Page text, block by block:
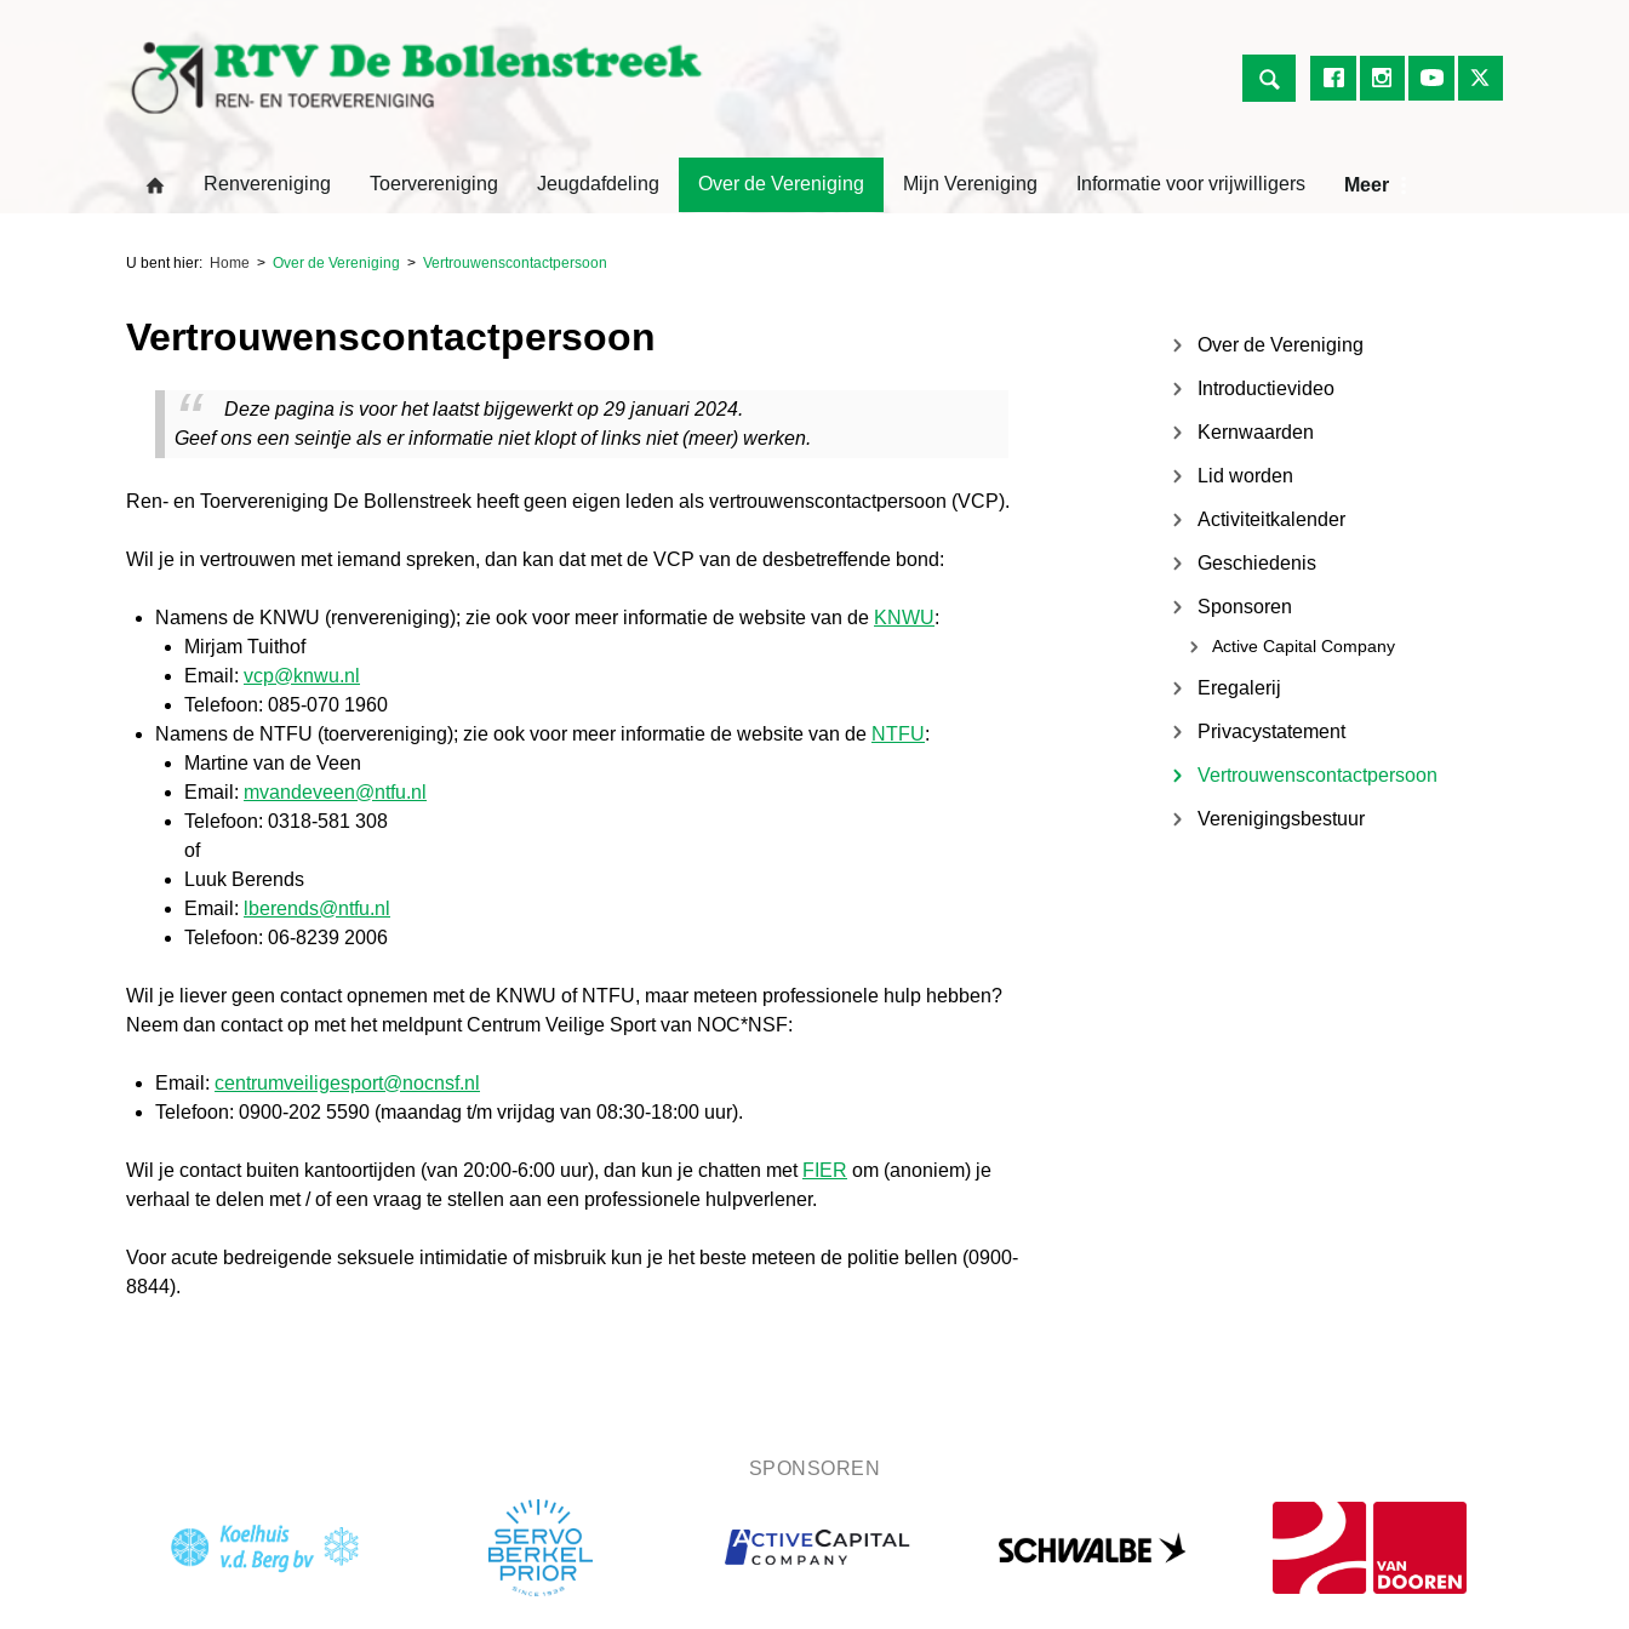
Renvereniging Toervereniging Jeugdafdeling Over de Vereniging Mijn Vereniging Informatie voor vrijwilligers Meer
U bent hier: Home Over de Vereniging Vertrouwenscontactpersoon
Vertrouwenscontactpersoon
Deze pagina is voor het laatst bijgewerkt op 29 januari 2024.
Geef ons een seintje als er informatie niet klopt of links niet (meer) werken.
Ren- en Toervereniging De Bollenstreek heeft geen eigen leden als vertrouwenscontactpersoon (VCP).
Wil je in vertrouwen met iemand spreken, dan kan dat met de VCP van de desbetreffende bond:
Namens de KNWU (renvereniging); zie ook voor meer informatie de website van de KNWU:
Mirjam Tuithof
Email: vcp@knwu.nl
Telefoon: 085-070 1960
Namens de NTFU (toervereniging); zie ook voor meer informatie de website van de NTFU:
Martine van de Veen
Email: mvandeveen@ntfu.nl
Telefoon: 0318-581 308
of
Luuk Berends
Email:
lberends@ntfu.nl
Telefoon: 06-8239 2006
Wil je liever geen contact opnemen met de KNWU of NTFU, maar meteen professionele hulp hebben?
Neem dan contact op met het meldpunt Centrum Veilige Sport van NOC*NSF:
Email: centrumveiligesport@nocnsf.nl
Telefoon: 0900-202 5590 (maandag t/m vrijdag van 08:30-18:00 uur).
Wil je contact buiten kantoortijden (van 20:00-6:00 uur), dan kun je chatten met FIER om (anoniem) je
verhaal te delen met / of een vraag te stellen aan een professionele hulpverlener.
Voor acute bedreigende seksuele intimidatie of misbruik kun je het beste meteen de politie bellen (0900-
8844).
Over de Vereniging
Introductievideo
Kernwaarden
Lid worden
Activiteitkalender
Geschiedenis
Sponsoren
Active Capital Company
Eregalerij
Privacystatement
Vertrouwenscontactpersoon
Verenigingsbestuur
SPONSOREN